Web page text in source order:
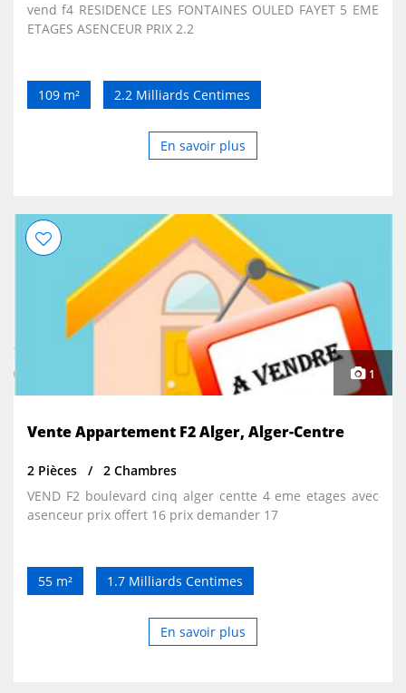
vend f4 RESIDENCE LES FONTAINES OULED FAYET 5 EME
ETAGES ASENCEUR PRIX 2.2
109 m² 2.2 Milliards Centimes
En savoir plus
1
Vente Appartement F2 Alger, Alger-Centre
2 Pièces
2 Chambres
VEND F2 boulevard cinq alger centte 4 eme etages avec
asenceur prix offert 16 prix demander 17
55 m² 1.7 Milliards Centimes
En savoir plus